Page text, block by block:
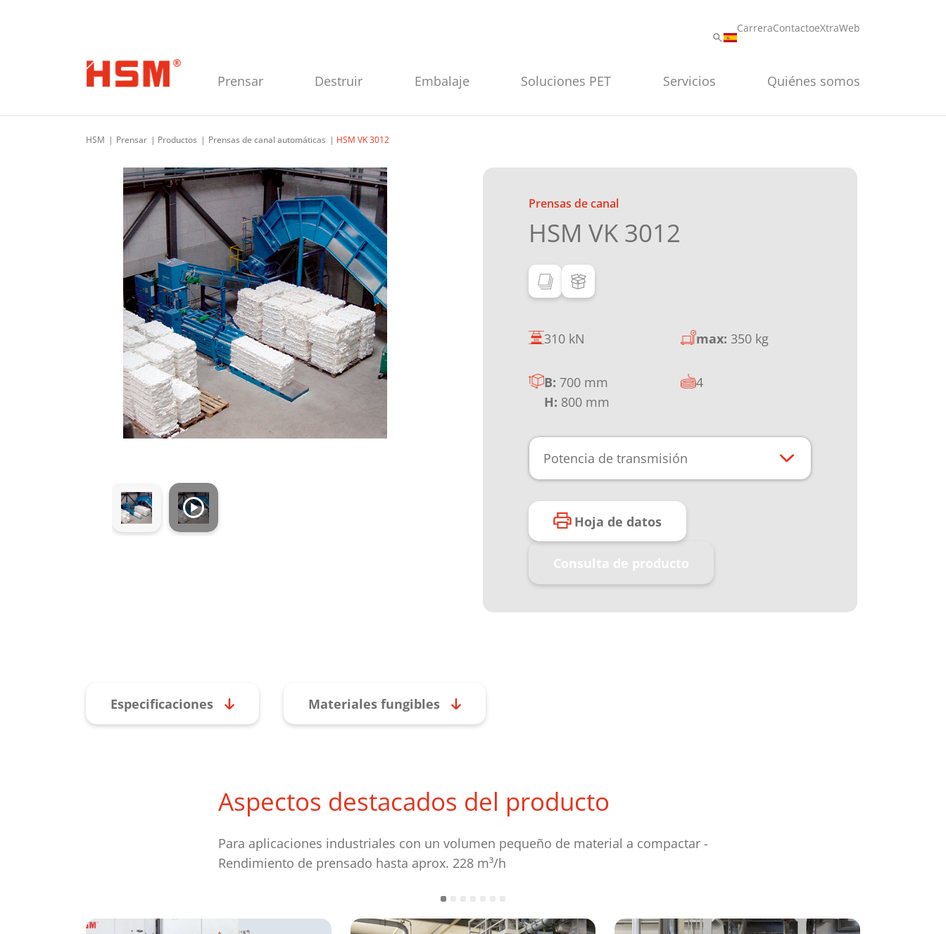
CarreraContactoeXtraWeb
Prensar Destruir Embalaje Soluciones PET Servicios Quiénes somos
HSM Prensar Productos Prensas de canal automáticas HSM VK 3012
Prensas de canal
HSM VK 3012
310 kN max: 350 kg
B: 700 mm
H: 800 mm
4
Potencia de transmisión
Hoja de datos
Consulta de producto
Especificaciones Materiales fungibles
Aspectos destacados del producto
Para aplicaciones industriales con un volumen pequeño de material a compactar -
Rendimiento de prensado hasta aprox. 228 m³/h